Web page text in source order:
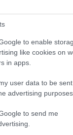
to enable
like cookies on
in apps.
user data to be
advertising purposes.
to send me
A
p
p
offerte di lavoro a